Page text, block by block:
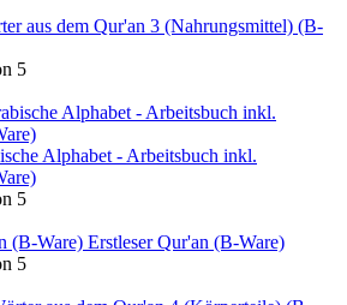
aus dem Qur'an 3 (Nahrungsmittel) (B-
5
Alphabet - Arbeitsbuch inkl.
5
Erstleser Qur'an (B-Ware)
5